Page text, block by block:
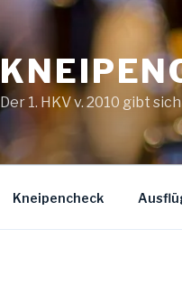
Der 1. HKV v. 2010 gibt
Kneipencheck